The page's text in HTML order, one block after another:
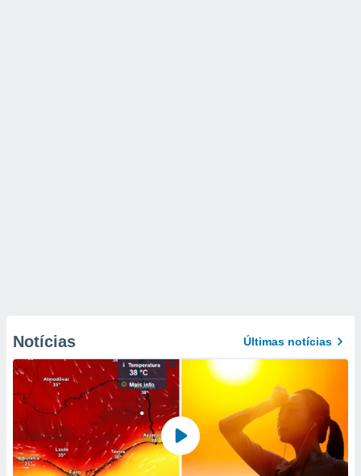
Notícias Últimas notícias